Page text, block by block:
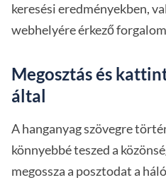
keresési eredményekben,
webhelyére érkező
Megosztás és
által
A hanganyag szövegre
könnyebbé teszed a
megossza a posztodat a